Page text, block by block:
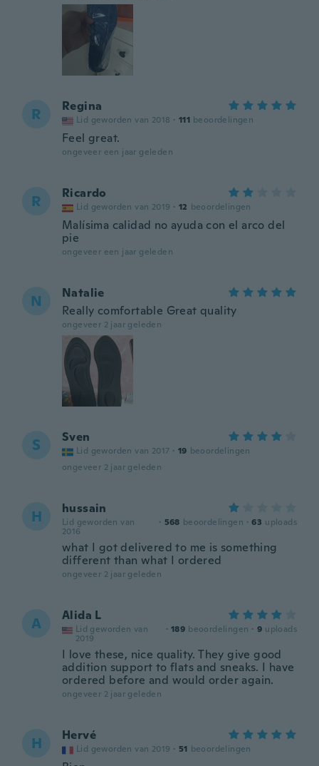
R Regina
Lid geworden van 2018 · 111 beoordelingen
Feel great.
ongeveer een jaar geleden
R Ricardo
Lid geworden van 2019 · 12 beoordelingen
Malísima calidad no ayuda con el arco del
pie
ongeveer een jaar geleden
N
Natalie
Really comfortable Great quality
ongeveer 2 jaar geleden
S Sven
Lid geworden van 2017 · 19 beoordelingen
ongeveer 2 jaar geleden
H hussain
Lid geworden van
2016
· 568 beoordelingen · 63 uploads
what I got delivered to me is something
different than what I ordered
ongeveer 2 jaar geleden
A Alida L
Lid geworden van
2019
· 189 beoordelingen · 9 uploads
I love these, nice quality. They give good
addition support to flats and sneaks. I have
ordered before and would order again.
ongeveer 2 jaar geleden
H Hervé
Lid geworden van 2019 · 51 beoordelingen